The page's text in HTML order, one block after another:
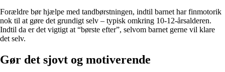
Forældre bør hjælpe med tandbørstningen, indtil barnet har finmotorik
nok til at gøre det grundigt selv – typisk omkring 10-12-årsalderen.
Indtil da er det vigtigt at “børste efter”, selvom barnet gerne vil klare
det selv.
Gør det sjovt og motiverende